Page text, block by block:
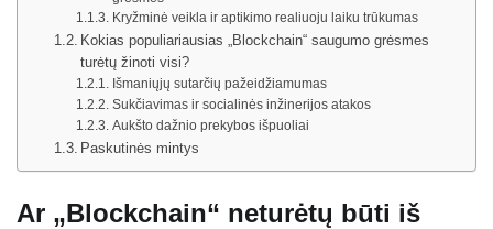
Kryžminė veikla ir aptikimo realiuoju laiku trūkumas
Kokias populiariausias „Blockchain“ saugumo grėsmes
turėtų žinoti visi?
Išmaniųjų sutarčių pažeidžiamumas
Sukčiavimas ir socialinės inžinerijos atakos
Aukšto dažnio prekybos išpuoliai
Paskutinės mintys
Ar „Blockchain“ neturėtų būti iš